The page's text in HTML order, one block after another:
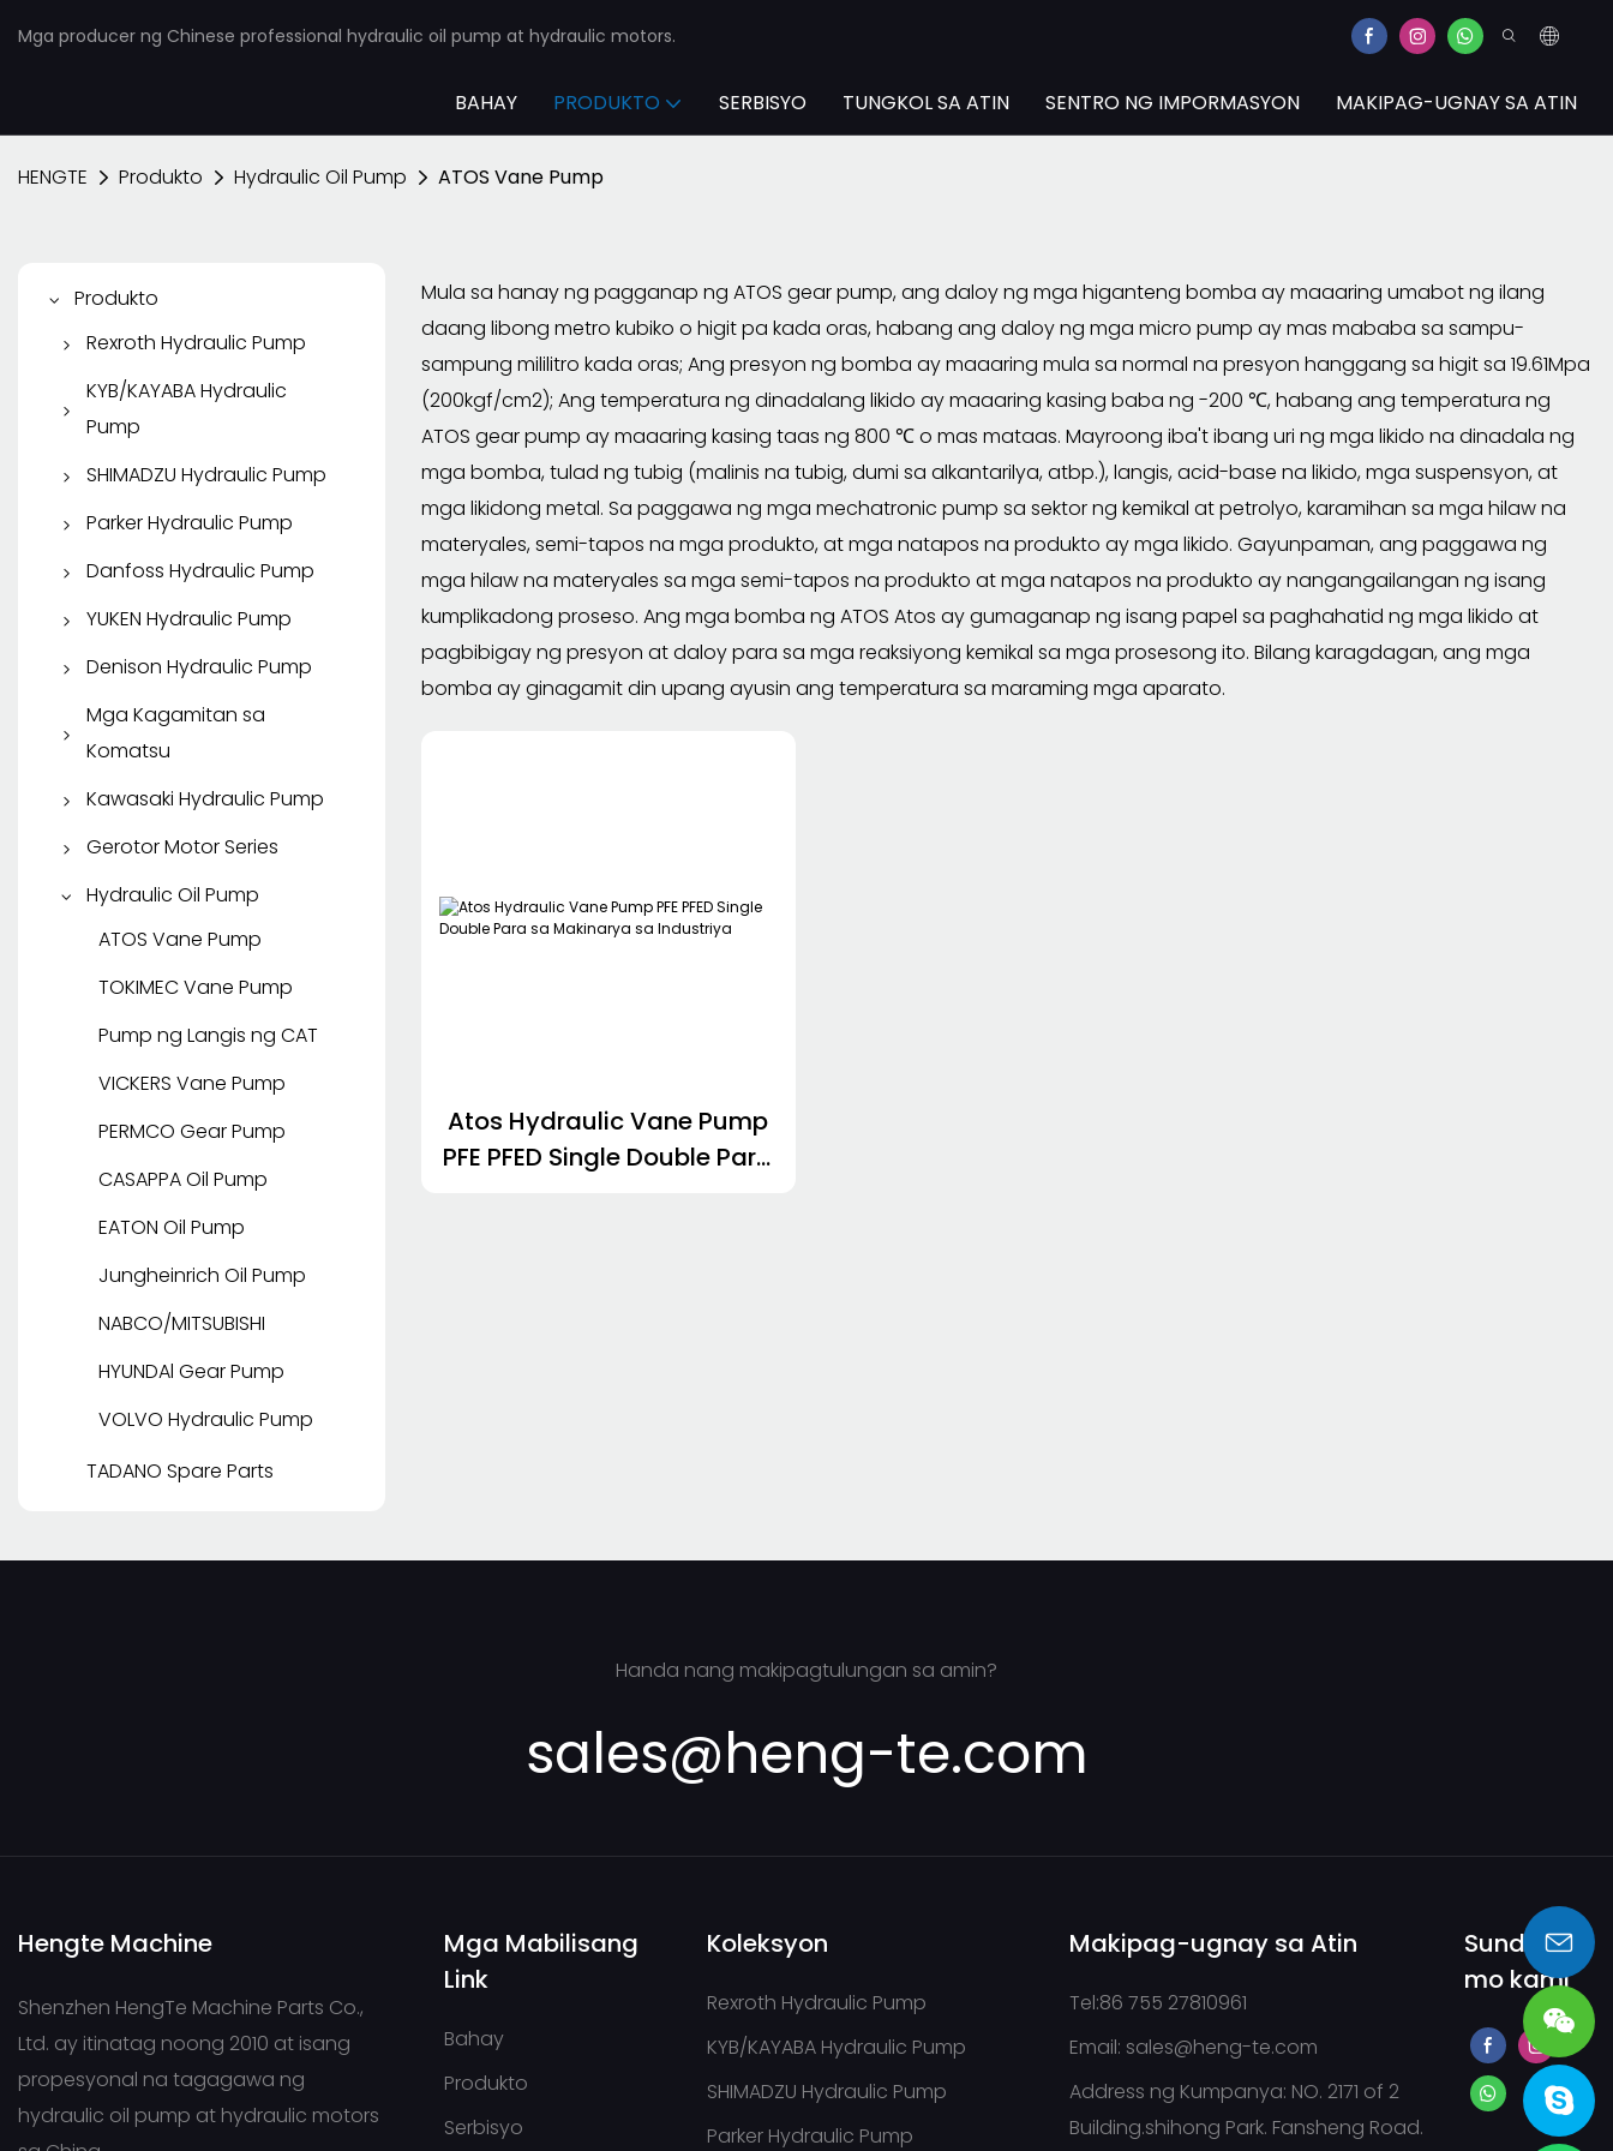
Mga producer ng Chinese professional hydraulic oil pump at hydraulic motors.
BAHAY PRODUKTO SERBISYO TUNGKOL SA ATIN SENTRO NG IMPORMASYON MAKIPAG-UGNAY SA ATIN
HENGTE Produkto Hydraulic Oil Pump ATOS Vane Pump
Produkto
Rexroth Hydraulic Pump
Rexroth Piston Pump
Rexroth Vane Pump
Rexroth Gear Pump
Rexroth Hydraulic Motor
KYB/KAYABA Hydraulic
Pump
KYB/KAYABA Gear Pump
KYB Piston Pump
KYB Travel Motor
SHIMADZU Hydraulic Pump
SHIMADZU Gear Pump
Parker Hydraulic Pump
Parker Piston Pump
Parker Vane Pump
Parker Gear Pump
Parker Hydraulic Motor
Danfoss Hydraulic Pump
Danfoss Piston Pump
Danfoss Gear Pump
YUKEN Hydraulic Pump
YUKEN Piston Pump
YUKEN Vane Pump
Denison Hydraulic Pump
Denison Piston Pump
Denison Vane Pump
SAUER DANFOSS
Mga Kagamitan sa
Komatsu
Mga ekstrang bahagi ng
Kawasaki Hydraulic Pump
Kawasaki Piston Pump
Gerotor Motor Series
EATON Gerotor Motor
Danfoss Gerotor Motor
WHITE Gerotor Motor
Hydraulic Oil Pump
ATOS Vane Pump
TOKIMEC Vane Pump
Pump ng Langis ng CAT
VICKERS Vane Pump
PERMCO Gear Pump
CASAPPA Oil Pump
EATON Oil Pump
Jungheinrich Oil Pump
NABCO/MITSUBISHI
HYUNDAl Gear Pump
VOLVO Hydraulic Pump
TADANO Spare Parts
Mula sa hanay ng pagganap ng ATOS gear pump, ang daloy ng mga higanteng bomba ay maaaring umabot ng ilang
daang libong metro kubiko o higit pa kada oras, habang ang daloy ng mga micro pump ay mas mababa sa sampu-
sampung mililitro kada oras; Ang presyon ng bomba ay maaaring mula sa normal na presyon hanggang sa higit sa 19.61Mpa
(200kgf/cm2); Ang temperatura ng dinadalang likido ay maaaring kasing baba ng -200 ℃, habang ang temperatura ng
ATOS gear pump ay maaaring kasing taas ng 800 ℃ o mas mataas. Mayroong iba't ibang uri ng mga likido na dinadala ng
mga bomba, tulad ng tubig (malinis na tubig, dumi sa alkantarilya, atbp.), langis, acid-base na likido, mga suspensyon, at
mga likidong metal. Sa paggawa ng mga mechatronic pump sa sektor ng kemikal at petrolyo, karamihan sa mga hilaw na
materyales, semi-tapos na mga produkto, at mga natapos na produkto ay mga likido. Gayunpaman, ang paggawa ng
mga hilaw na materyales sa mga semi-tapos na produkto at mga natapos na produkto ay nangangailangan ng isang
kumplikadong proseso. Ang mga bomba ng ATOS Atos ay gumaganap ng isang papel sa paghahatid ng mga likido at
pagbibigay ng presyon at daloy para sa mga reaksiyong kemikal sa mga prosesong ito. Bilang karagdagan, ang mga
bomba ay ginagamit din upang ayusin ang temperatura sa maraming mga aparato.
Atos Hydraulic Vane Pump
PFE PFED Single Double Para
Handa nang makipagtulungan sa amin?
sales@heng-te.com
Hengte Machine
Shenzhen HengTe Machine Parts Co.,
Ltd. ay itinatag noong 2010 at isang
propesyonal na tagagawa ng
hydraulic oil pump at hydraulic motors
Mga Mabilisang
Link
Bahay
Produkto
Serbisyo
Koleksyon
Rexroth Hydraulic Pump
KYB/KAYABA Hydraulic Pump
SHIMADZU Hydraulic Pump
Parker Hydraulic Pump
Makipag-ugnay sa Atin
Tel:86 755 27810961
Email: sales@heng-te.com
Address ng Kumpanya: NO. 2171 of 2
Building.shihong Park. Fansheng Road.
Sundan
mo kami